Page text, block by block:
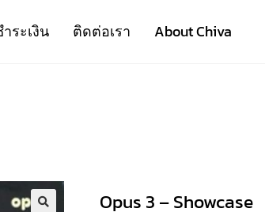
ระเงิน ติดต่อเรา About Chiva
Opus 3 – Showcase